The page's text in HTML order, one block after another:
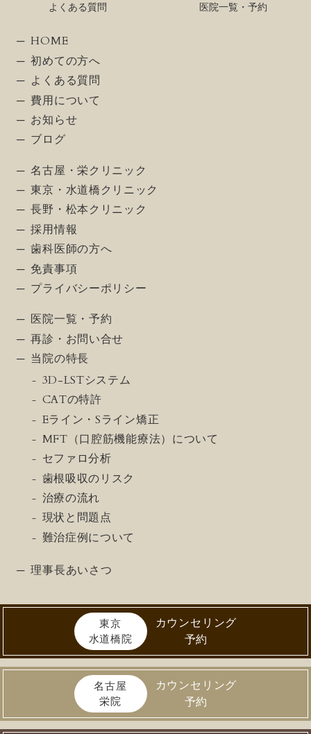
よくある質問
医院一覧・予約
HOME
初めての方へ
よくある質問
費用について
お知らせ
ブログ
名古屋・栄クリニック
東京・水道橋クリニック
長野・松本クリニック
採用情報
歯科医師の方へ
免責事項
プライバシーポリシー
医院一覧・予約
再診・お問い合せ
当院の特長
3D-LSTシステム
CATの特許
Eライン・Sライン矯正
MFT（口腔筋機能療法）について
セファロ分析
歯根吸収のリスク
治療の流れ
現状と問題点
難治症例について
理事長あいさつ
東京
水道橋院
カウンセリング
予約
名古屋
栄院
カウンセリング
予約